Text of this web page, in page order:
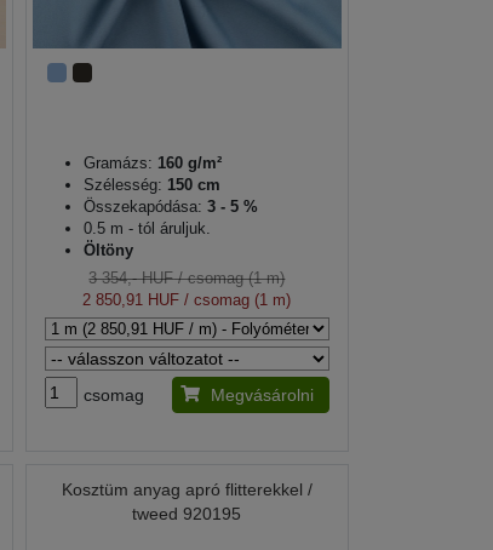
Gramázs: 160 g/m²
Szélesség: 150 cm
Összekapódása: 3 - 5 %
0.5 m - tól áruljuk.
Öltöny
3 354,- HUF/ csomag (1 m)
2 850,91 HUF / csomag (1 m)
csomag Megvásárolni
Kosztüm anyag apró flitterekkel /
tweed 920195